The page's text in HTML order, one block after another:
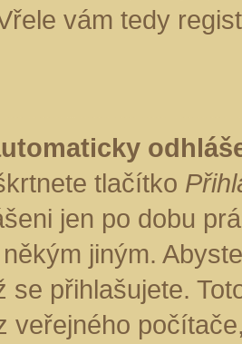
vám tedy
tlačítko
jen po dobu
jiným.
se přihlašujete.
veřejného